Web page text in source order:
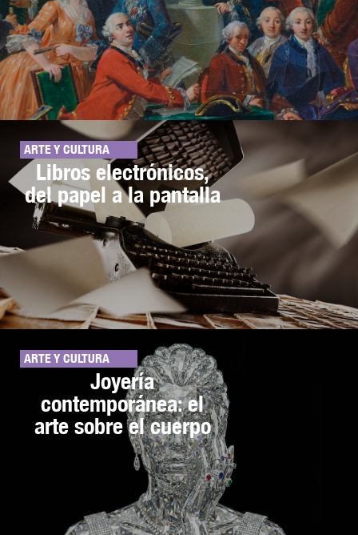
ARTE Y CULTURA
Libros electrónicos,
del papel a la pantalla
ARTE Y CULTURA
Joyería
contemporánea: el
arte sobre el cuerpo